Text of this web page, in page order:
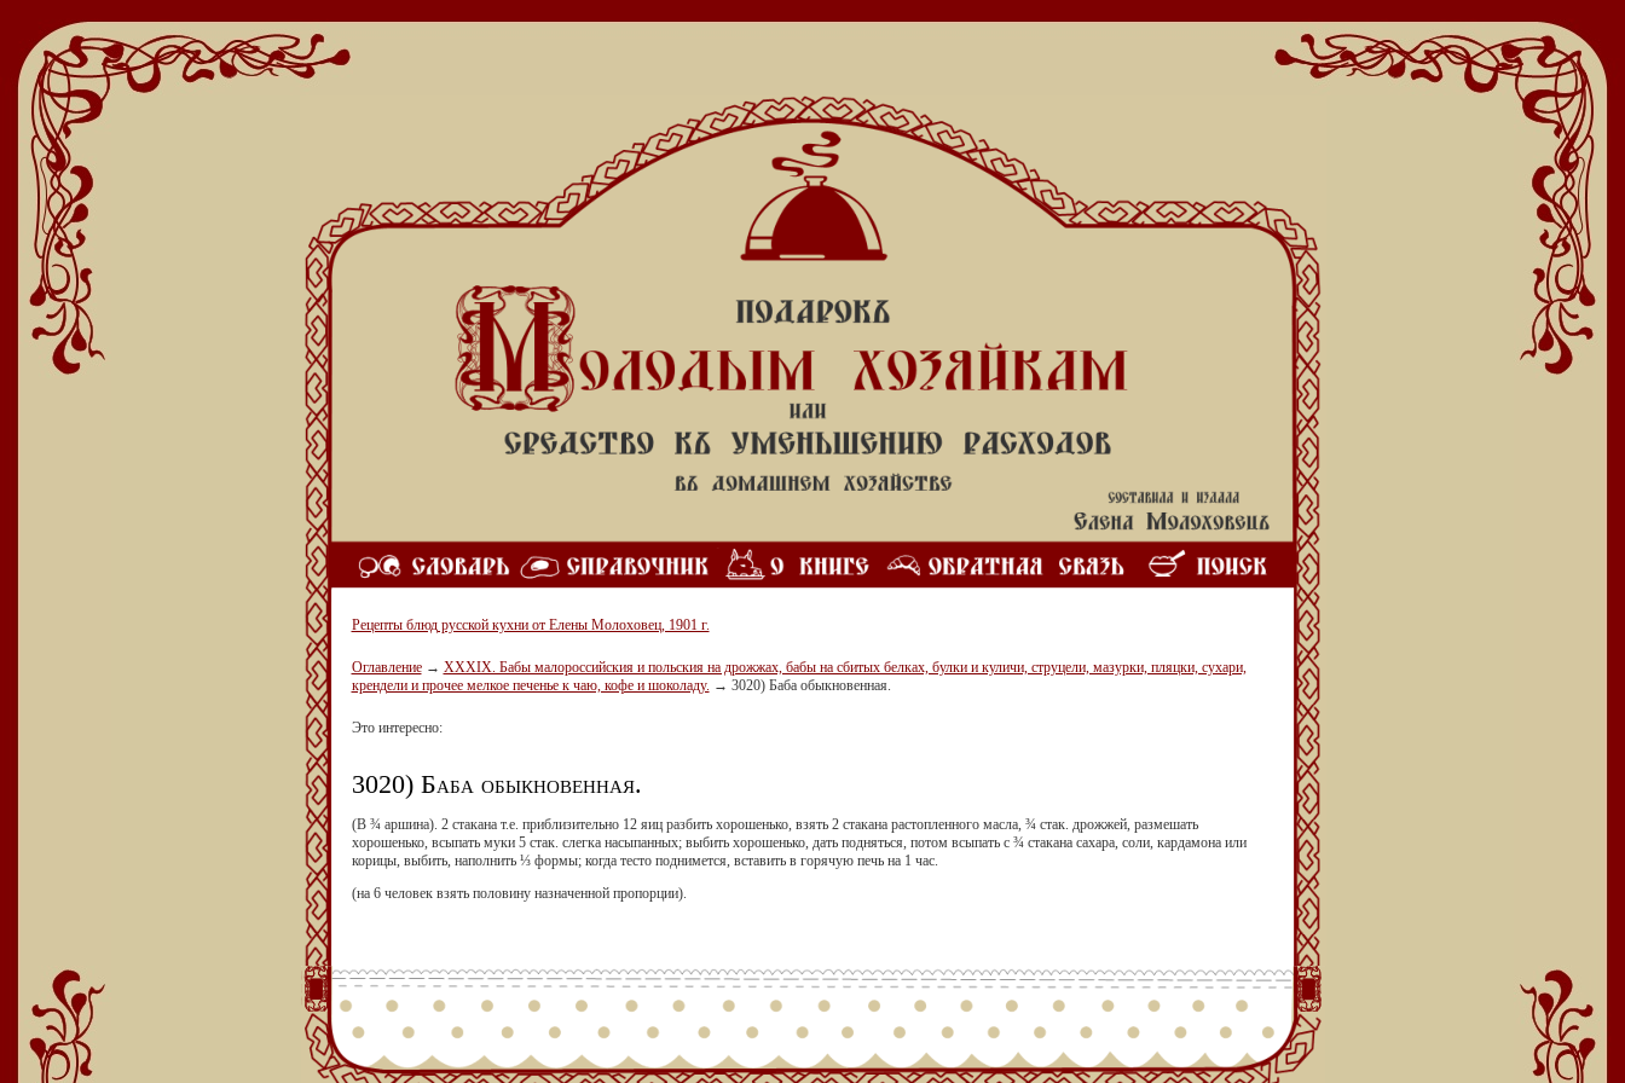
Рецепты блюд русской кухни от Елены Молоховец, 1901 г.
Оглавление → XXXIX. Бабы малороссийския и польския на дрожжах, бабы на сбитых белках, булки и куличи, струцели, мазурки, пляцки, сухари,
крендели и прочее мелкое печенье к чаю, кофе и шоколаду. → 3020) Баба обыкновенная.
Это интересно:
3020) Баба обыкновенная.
(В ¾ аршина). 2 стакана т.е. приблизительно 12 яиц разбить хорошенько, взять 2 стакана растопленного масла, ¾ стак. дрожжей, размешать
хорошенько, всыпать муки 5 стак. слегка насыпанных; выбить хорошенько, дать подняться, потом всыпать с ¾ стакана сахара, соли, кардамона или
корицы, выбить, наполнить ⅓ формы; когда тесто поднимется, вставить в горячую печь на 1 час.
(на 6 человек взять половину назначенной пропорции).